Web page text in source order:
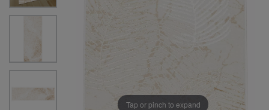
Tap or pinch to expand